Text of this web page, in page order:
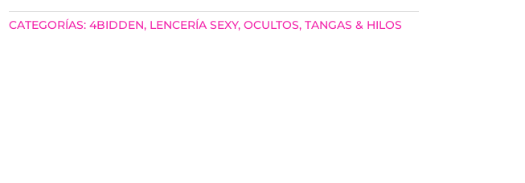
ABIERTO
CATEGORÍAS: 4BIDDEN, LENCERÍA SEXY, OCULTOS, TANGAS & HILOS